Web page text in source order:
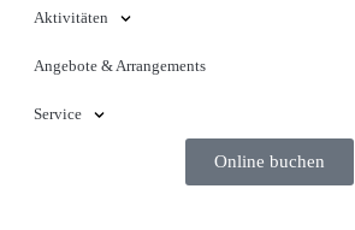
Aktivitäten
Angebote & Arrangements
Service
Online buchen